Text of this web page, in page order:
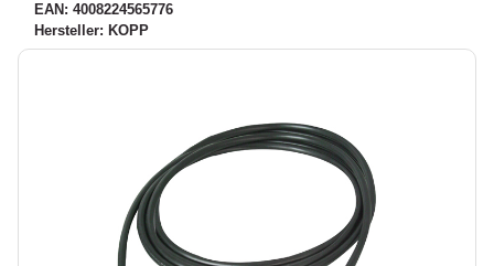
EAN: 4008224565776
Hersteller: KOPP